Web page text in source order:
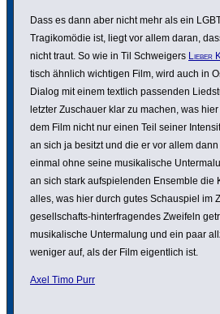
Dass es dann aber nicht mehr als ein
Tragi­komödie ist, liegt vor allem daran,
nicht traut. So wie in Til Schwei­gers Lieber
tisch ähnlich wichtigen Film, wird auch in
Dialog mit einem textlich passenden
letzter Zuschauer klar zu machen, was
dem Film nicht nur einen Teil seiner
an sich ja besitzt und die er vor allem
einmal ohne seine musi­ka­li­sche
an sich stark aufspie­lenden Ensemble die
alles, was hier durch gutes Schau­spiel im
gesell­schafts-hinter­fra­gendes Zweifeln
musi­ka­li­sche Unter­ma­lung und ein paar
weniger auf, als der Film eigent­lich ist.
Axel Timo Purr